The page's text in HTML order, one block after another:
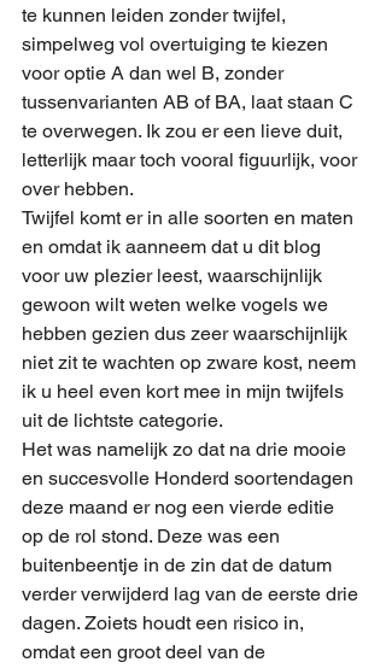
te kunnen leiden zonder twijfel,
simpelweg vol overtuiging te kiezen
voor optie A dan wel B, zonder
tussenvarianten AB of BA, laat staan C
te overwegen. Ik zou er een lieve duit,
letterlijk maar toch vooral figuurlijk, voor
over hebben.
Twijfel komt er in alle soorten en maten
en omdat ik aanneem dat u dit blog
voor uw plezier leest, waarschijnlijk
gewoon wilt weten welke vogels we
hebben gezien dus zeer waarschijnlijk
niet zit te wachten op zware kost, neem
ik u heel even kort mee in mijn twijfels
uit de lichtste categorie.
Het was namelijk zo dat na drie mooie
en succesvolle Honderd soortendagen
deze maand er nog een vierde editie
op de rol stond. Deze was een
buitenbeentje in de zin dat de datum
verder verwijderd lag van de eerste drie
dagen. Zoiets houdt een risico in,
omdat een groot deel van de